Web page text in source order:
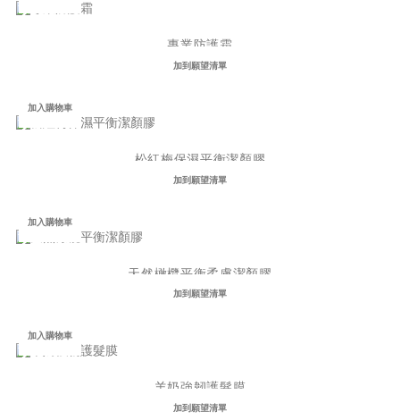
專業防護霜
NT$460
加到願望清單
加入購物車
松紅梅保濕平衡潔顏膠
NT$390
加到願望清單
加入購物車
天然橄欖平衡柔膚潔顏膠
NT$390
加到願望清單
加入購物車
羊奶強韌護髮膜
NT$320
加到願望清單